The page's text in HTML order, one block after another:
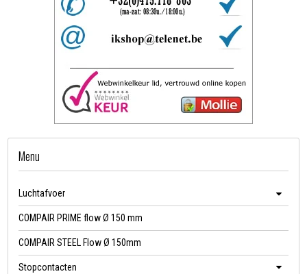
Menu
Luchtafvoer
COMPAIR PRIME flow Ø 150 mm
COMPAIR STEEL Flow Ø 150mm
Stopcontacten